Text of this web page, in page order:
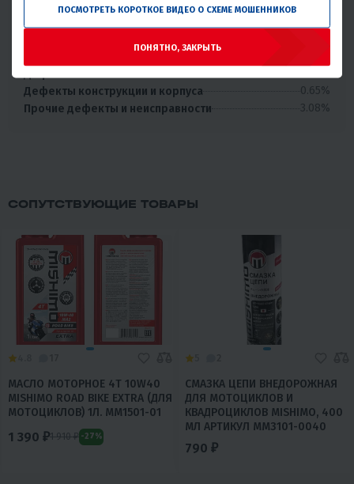
использован.
Дефекты электрики и электроники
Дефекты конструкции и корпуса
0.65%
Прочие дефекты и неисправности
3.08%
СОПУТСТВУЮЩИЕ ТОВАРЫ
МАСЛО МОТОРНОЕ 4T 10W40
MISHIMO ROAD BIKE EXTRA (ДЛЯ
МОТОЦИКЛОВ) 1Л. MM1501-01
1 390 ₽1 910 ₽ -27%
СМАЗКА ЦЕПИ ВНЕДОРОЖНАЯ
ДЛЯ МОТОЦИКЛОВ И
КВАДРОЦИКЛОВ MISHIMO, 400
МЛ АРТИКУЛ MM3101-0040
790 ₽
ПОСМОТРЕТЬ КОРОТКОЕ ВИДЕО О СХЕМЕ МОШЕННИКОВ
ПОНЯТНО, ЗАКРЫТЬ